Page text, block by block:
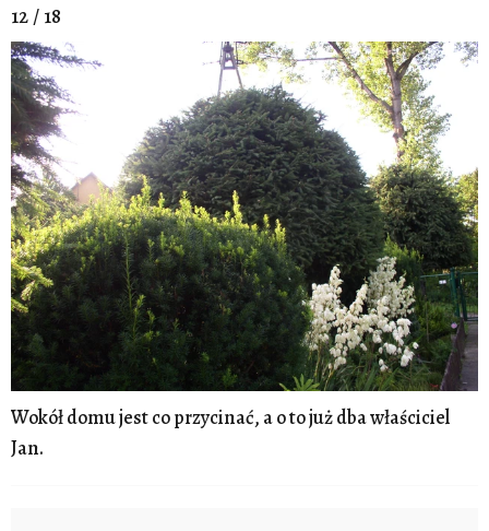
12 / 18
Wokół domu jest co przycinać, a o to już dba właściciel
Jan.